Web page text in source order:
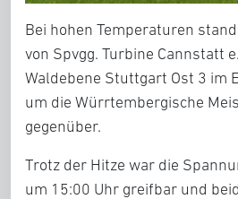
Bei hohen Temperaturen
von Spvgg. Turbine Cannstatt
Waldebene Stuttgart Ost 3 im
um die Würrtembergische
gegenüber.
Trotz der Hitze war die
um 15:00 Uhr greifbar und